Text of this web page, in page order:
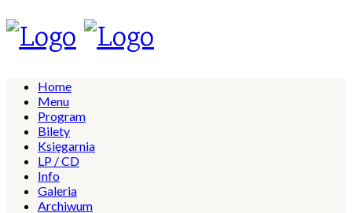
Home
Menu
Program
Bilety
Księgarnia
LP / CD
Info
Galeria
Archiwum